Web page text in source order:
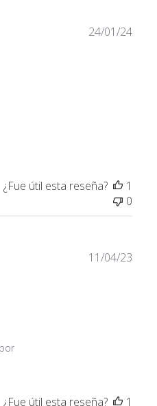
24/01/24
¿Fue útil esta reseña?
1
0
11/04/23
¿Fue útil esta reseña? 1